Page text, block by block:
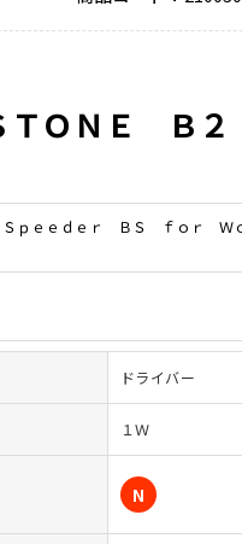
ＴＯＮＥ
ｐｅｅｄｅｒ ＢＳ ｆｏｒ Ｗ
ドライバー
１Ｗ
N